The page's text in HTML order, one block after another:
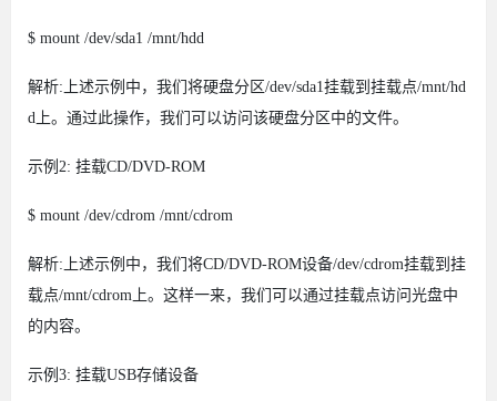
$ mount /dev/sda1 /mnt/hdd
解析:上述示例中，我们将硬盘分区/dev/sda1挂载到挂载点/mnt/hd
d上。通过此操作，我们可以访问该硬盘分区中的文件。
示例2: 挂载CD/DVD-ROM
$ mount /dev/cdrom /mnt/cdrom
解析:上述示例中，我们将CD/DVD-ROM设备/dev/cdrom挂载到挂
载点/mnt/cdrom上。这样一来，我们可以通过挂载点访问光盘中
的内容。
示例3: 挂载USB存储设备